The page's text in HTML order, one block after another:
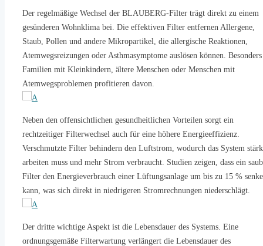
Der regelmäßige Wechsel der BLAUBERG-Filter trägt direkt zu einem
gesünderen Wohnklima bei. Die effektiven Filter entfernen Allergene,
Staub, Pollen und andere Mikropartikel, die allergische Reaktionen,
Atemwegsreizungen oder Asthmasymptome auslösen können. Besonders
Familien mit Kleinkindern, ältere Menschen oder Menschen mit
Atemwegsproblemen profitieren davon.
Neben den offensichtlichen gesundheitlichen Vorteilen sorgt ein
rechtzeitiger Filterwechsel auch für eine höhere Energieeffizienz.
Verschmutzte Filter behindern den Luftstrom, wodurch das System
arbeiten muss und mehr Strom verbraucht. Studien zeigen, dass ein
Filter den Energieverbrauch einer Lüftungsanlage um bis zu 15 %
kann, was sich direkt in niedrigeren Stromrechnungen niederschlägt.
Der dritte wichtige Aspekt ist die Lebensdauer des Systems. Eine
ordnungsgemäße Filterwartung verlängert die Lebensdauer des